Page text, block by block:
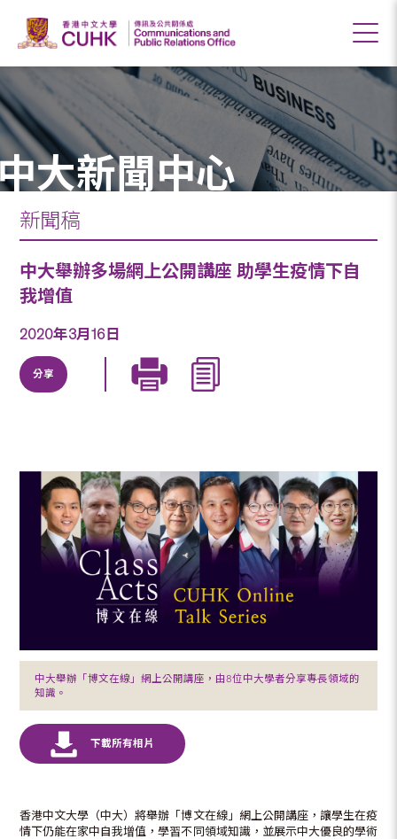
大新聞中心
新聞稿
中大舉辦多場網上公開講座 助學生疫情下自
我增值
2020年3月16日
分享
中大舉辦「博文在線」網上公開講座，由8位中大學者分享專長領域的
知識。
香港中文大學（中大）將舉辦「博文在線」網上公開講座，讓學生在疫
情下仍能在家中自我增值，學習不同領域知識，並展示中大優良的學術